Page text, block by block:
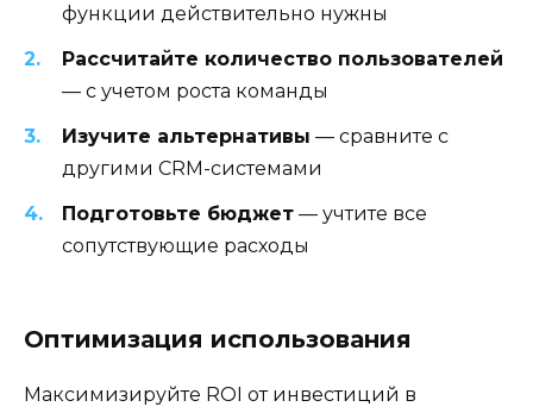
функции действительно нужны
Рассчитайте количество пользователей
— с учетом роста команды
Изучите альтернативы — сравните с
другими CRM-системами
Подготовьте бюджет — учтите все
сопутствующие расходы
Оптимизация использования
Максимизируйте ROI от инвестиций в